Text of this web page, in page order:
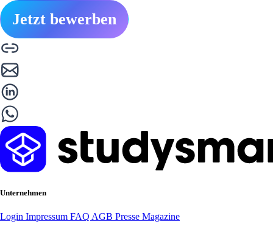
Jetzt bewerben
Unternehmen
Login Impressum FAQ AGB Presse Magazine